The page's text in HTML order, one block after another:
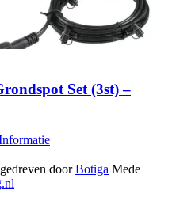
Set (3st) –
doorBotiga Mede